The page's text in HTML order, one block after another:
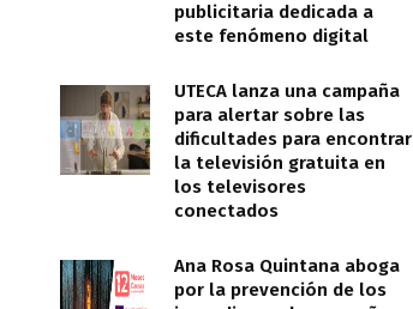
publicitaria dedicada a
este fenómeno digital
UTECA lanza una campaña
para alertar sobre las
dificultades para encontrar
la televisión gratuita en
los televisores
conectados
Ana Rosa Quintana aboga
por la prevención de los